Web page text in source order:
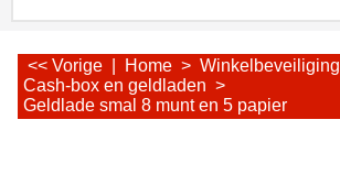
<< Vorige Home > Winkelbeveiliging
Cash-box en geldladen >
Geldlade smal 8 munt en 5 papier